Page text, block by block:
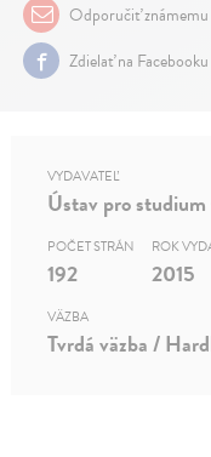
Odporučiť známemu
Zdielať na Facebooku
VYDAVATEĽ
Ústav pro
POČET STRÁN
192
ROK
2015
VÄZBA
Tvrdá väzba /